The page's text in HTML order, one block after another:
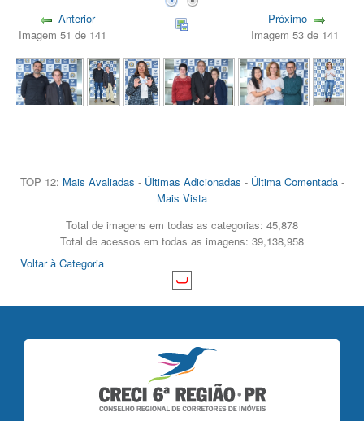
Anterior
Imagem 51 de 141
Próximo
Imagem 53 de 141
TOP 12: Mais Avaliadas - Últimas Adicionadas - Última Comentada-
Mais Vista
Total de imagens em todas as categorias: 45,878
Total de acessos em todas as imagens: 39,138,958
Voltar à Categoria